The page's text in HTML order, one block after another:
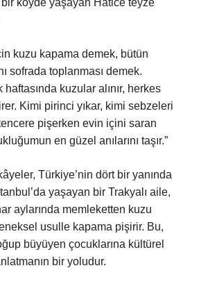
bir köyde yaşayan Hatice teyze
kuzu kapama demek, bütün
sofrada toplanması demek.
haftasında kuzular alınır, herkes
Kimi pirinci yıkar, kimi sebzeleri
pişerken evin içini saran
en güzel anılarını taşır.”
Türkiye’nin dört bir yanında
yaşayan bir Trakyalı aile,
aylarında memleketten kuzu
usulle kapama pişirir. Bu,
büyüyen çocuklarına kültürel
bir yoludur.